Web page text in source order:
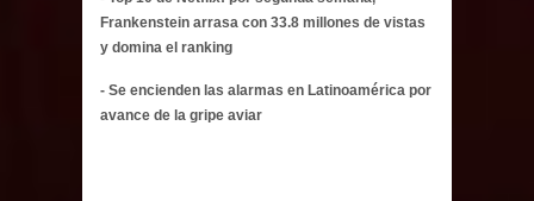
Frankenstein arrasa con 33.8 millones de vistas
y domina el ranking
- Se encienden las alarmas en Latinoamérica por
avance de la gripe aviar